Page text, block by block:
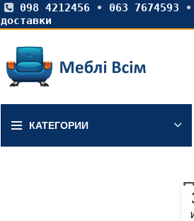
098 4212456• 063 7674593
доставки
КАТЕГОРИИ